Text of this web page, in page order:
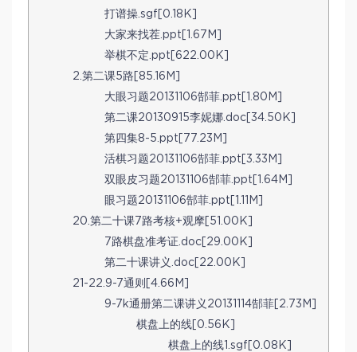
打谱操.sgf[0.18K]
大家来找茬.ppt[1.67M]
举棋不定.ppt[622.00K]
2.第二课5路[85.16M]
大眼习题20131106郜菲.ppt[1.80M]
第二课20130915李妮娜.doc[34.50K]
第四集8-5.ppt[77.23M]
活棋习题20131106郜菲.ppt[3.33M]
双眼皮习题20131106郜菲.ppt[1.64M]
眼习题20131106郜菲.ppt[1.11M]
20.第二十课7路考核+观摩[51.00K]
7路棋盘准考证.doc[29.00K]
第二十课讲义.doc[22.00K]
21-22.9-7通则[4.66M]
9-7k通册第二课讲义20131114郜菲[2.73M]
棋盘上的线[0.56K]
棋盘上的线1.sgf[0.08K]